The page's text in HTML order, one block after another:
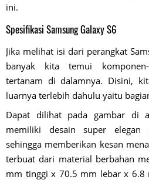
ini.
Spesifikasi Samsung Galaxy S6
Jika melihat isi dari perangkat
banyak kita temui
tertanam di dalamnya. Disini,
luarnya terlebih dahulu yaitu
Dapat dilihat pada gambar di
memiliki desain super elegan
sehingga memberikan kesan
terbuat dari material berbahan
mm tinggi x 70.5 mm lebar x 6.8